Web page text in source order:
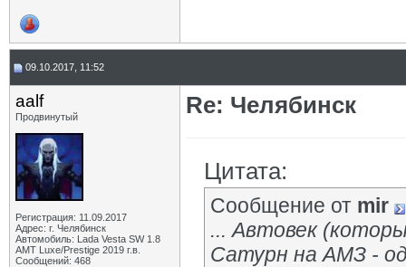
09.10.2017, 11:52
aalf
Продвинутый
Регистрация: 11.09.2017
Адрес: г. Челябинск
Автомобиль: Lada Vesta SW 1.8
АМТ Luxe/Prestige 2019 г.в.
Сообщений: 468
Re: Челябинск
Цитата:
Сообщение от mir
... Автовек
Сатурн на АМЗ -